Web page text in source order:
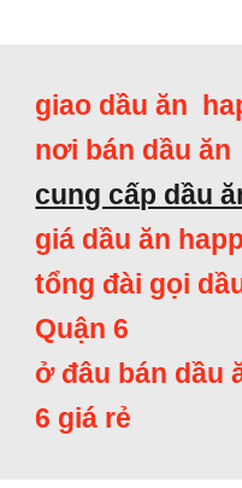
giao dầu ăn
nơi bán dầu
cung cấp dầu
giá dầu ăn
tổng đài gọi
Quận 6
ở đâu bán dầu
6 giá rẻ